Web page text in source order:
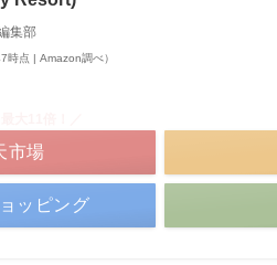
集部
時点 | Amazon調べ）
市場
ッピング